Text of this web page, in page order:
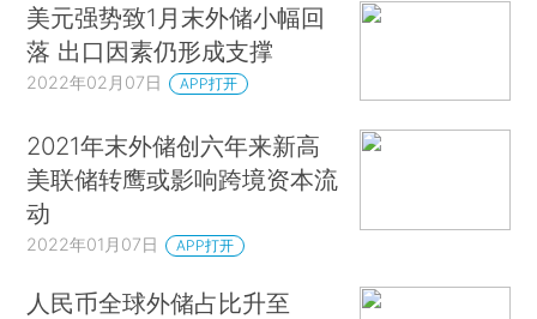
美元强势致1月末外储小幅回
落 出口因素仍形成支撑
2022年02月07日 APP打开
2021年末外储创六年来新高
美联储转鹰或影响跨境资本流
动
2022年01月07日 APP打开
人民币全球外储占比升至